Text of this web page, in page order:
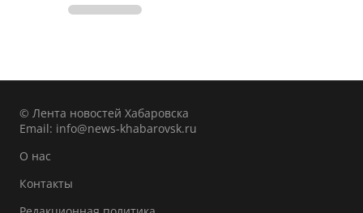
© Лента новостей Хабаровска
Email: info@news-khabarovsk.ru
О нас
Контакты